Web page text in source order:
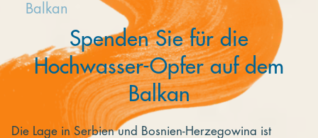
Balkan
Spenden Sie für die
Hochwasser-Opfer auf dem
Balkan
Die Lage in Serbien und Bosnien-Herzegowina ist